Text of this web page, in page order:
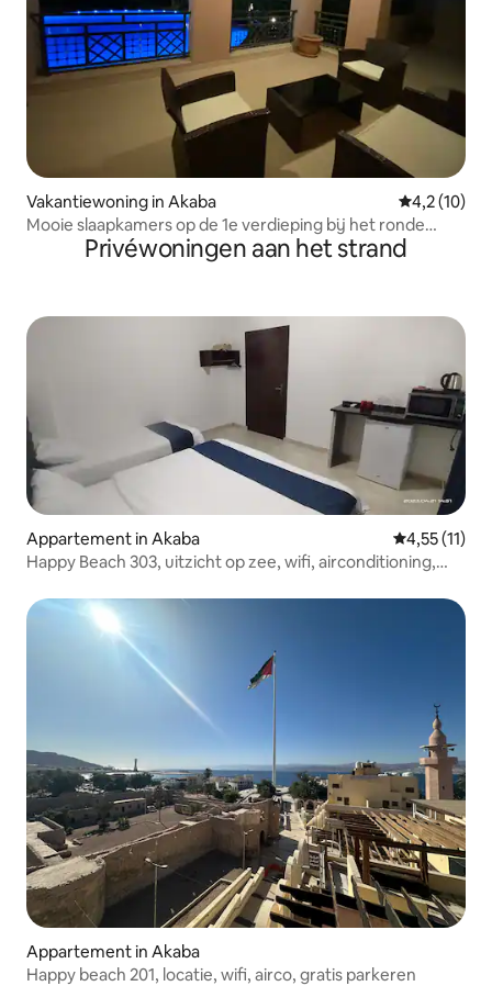
Vakantiewoning in Akaba
4,2 (10)
Mooie slaapkamers op de 1e verdieping bij het ronde
zwembadPrivéwoningen aan het strand
Appartement in Akaba Gemiddelde
4,55 (11)
Happy Beach 303, uitzicht op zee, wifi, airconditioning,
Appartement in Akaba
Happy beach 201, locatie, wifi, airco, gratis parkeren